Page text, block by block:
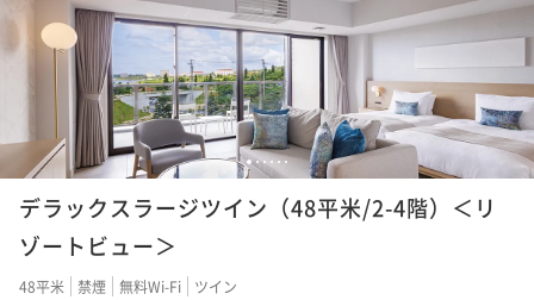
朝食付き 事前決済可
IN 15:00 - 24:00 OUT11:00
ポイント即利用で
最大7％OFF
¥43,940~
2名 ¥ 40,864 ~
ポイントアップ
【宿の日】宮古ブルーを眺める「特等席」～蒼に包ま
れる至高の空間～ポイント5％UPプラン/朝食付
朝食付き 現地決済可
123 456
デラックスラージツイン（48平米/2-4階）＜リ
ゾートビュー＞
48平米 禁煙 無料Wi-Fi ツイン